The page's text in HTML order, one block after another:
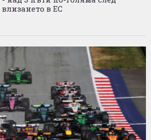
влизането в ЕС